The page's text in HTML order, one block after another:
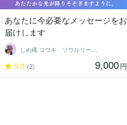
あなたに今必要なメッセージをお
届けします
しめ縄 コウキ ソウルリーディング
5.0 (2) 9,000円